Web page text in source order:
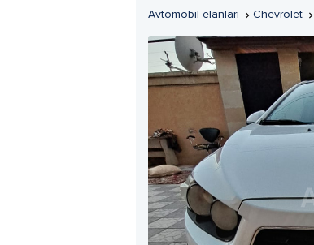
Avtomobil elanları  Chevrolet 